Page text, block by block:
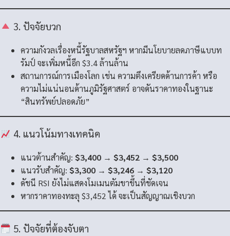
3. ปัจจัยบวก
ความกังวลเรื่องหนี้รัฐบาลสหรัฐฯ หากมีนโยบายลดภาษีแบบท
รัมป์ จะเพิ่มหนี้อีก $3.4 ล้านล้าน
สถานการณ์การเมืองโลก เช่น ความตึงเครียดด้านการค้า หรือ
ความไม่แน่นอนด้านภูมิรัฐศาสตร์ อาจดันราคาทองในฐานะ
“สินทรัพย์ปลอดภัย”
4. แนวโน้มทางเทคนิค
แนวต้านสำคัญ: $3,400 → $3,452 → $3,500
แนวรับสำคัญ: $3,300 → $3,246 → $3,120
ดัชนี RSI ยังไม่แสดงโมเมนตัมขาขึ้นที่ชัดเจน
หากราคาทองทะลุ $3,452 ได้ จะเป็นสัญญาณเชิงบวก
5. ปัจจัยที่ต้องจับตา